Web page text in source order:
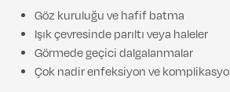
Göz kuruluğu ve hafif batma
Işık çevresinde parıltı veya haleler
Görmede geçici dalgalanmalar
Çok nadir enfeksiyon ve